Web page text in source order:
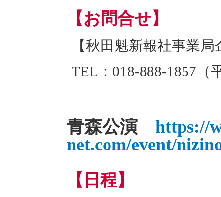
【お問合せ】
【秋田魁新報社事業
TEL：018-888-1857（
青森公演 https://
net.com/event/
【日程】